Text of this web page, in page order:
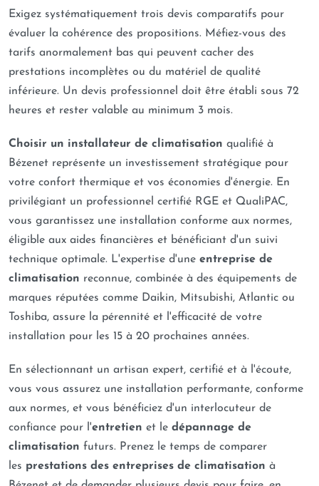
Exigez systématiquement trois devis comparatifs pour
évaluer la cohérence des propositions. Méfiez-vous des
tarifs anormalement bas qui peuvent cacher des
prestations incomplètes ou du matériel de qualité
inférieure. Un devis professionnel doit être établi sous 72
heures et rester valable au minimum 3 mois.
Choisir un installateur de climatisation qualifié à
Bézenet représente un investissement stratégique pour
votre confort thermique et vos économies d'énergie. En
privilégiant un professionnel certifié RGE et QualiPAC,
vous garantissez une installation conforme aux normes,
éligible aux aides financières et bénéficiant d'un suivi
technique optimale. L'expertise d'une entreprise de
climatisation reconnue, combinée à des équipements de
marques réputées comme Daikin, Mitsubishi, Atlantic ou
Toshiba, assure la pérennité et l'efficacité de votre
installation pour les 15 à 20 prochaines années.
En sélectionnant un artisan expert, certifié et à l'écoute,
vous vous assurez une installation performante, conforme
aux normes, et vous bénéficiez d'un interlocuteur de
confiance pour l'entretien et le dépannage de
climatisation futurs. Prenez le temps de comparer
les prestations des entreprises de climatisation à